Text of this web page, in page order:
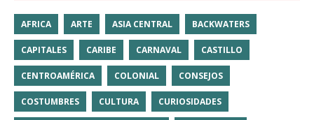
AFRICA ARTE ASIA CENTRAL BACKWATERS
CAPITALES CARIBE CARNAVAL CASTILLO
CENTROAMÉRICA COLONIAL CONSEJOS
COSTUMBRES CULTURA CURIOSIDADES